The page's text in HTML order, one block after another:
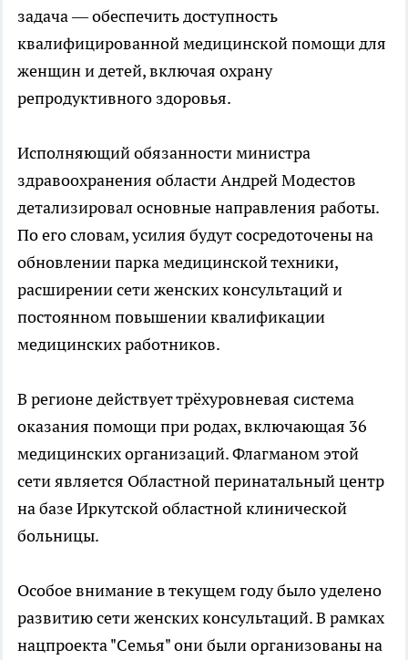
задача — обеспечить доступность
квалифицированной медицинской помощи для
женщин и детей, включая охрану
репродуктивного здоровья.
Исполняющий обязанности министра
здравоохранения области Андрей Модестов
детализировал основные направления работы.
По его словам, усилия будут сосредоточены на
обновлении парка медицинской техники,
расширении сети женских консультаций и
постоянном повышении квалификации
медицинских работников.
В регионе действует трёхуровневая система
оказания помощи при родах, включающая 36
медицинских организаций. Флагманом этой
сети является Областной перинатальный центр
на базе Иркутской областной клинической
больницы.
Особое внимание в текущем году было уделено
развитию сети женских консультаций. В рамках
нацпроекта "Семья" они были организованы на